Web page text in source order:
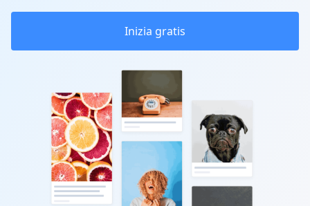
Inizia gratis